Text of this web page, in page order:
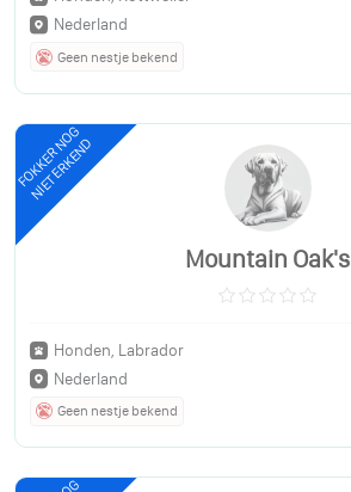
Nederland
Geen nestje bekend
FOKKER NOG
NIET ERKEND
Mountain Oak's
Honden, Labrador
Nederland
Geen nestje bekend